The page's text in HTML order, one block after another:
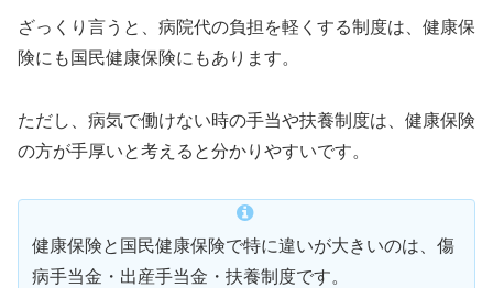
ざっくり言うと、病院代の負担を軽くする制度は、健康保
険にも国民健康保険にもあります。
ただし、病気で働けない時の手当や扶養制度は、健康保険
の方が手厚いと考えると分かりやすいです。
健康保険と国民健康保険で特に違いが大きいのは、傷
病手当金・出産手当金・扶養制度です。